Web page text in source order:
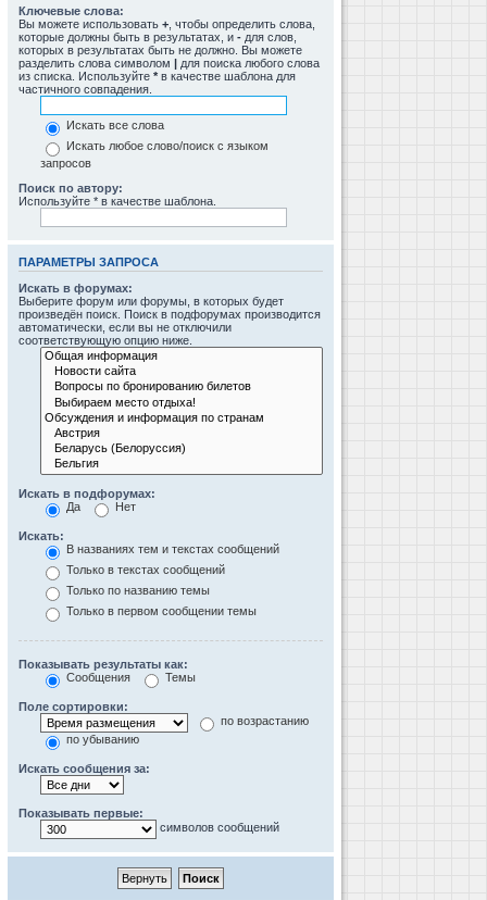
Ключевые слова:
Вы можете использовать + , чтобы определить слова,
которые должны быть в результатах, и - для слов,
которых в результатах быть не должно. Вы можете
разделить слова символом | для поиска любого слова
из списка. Используйте * в качестве шаблона для
частичного совпадения.
Искать все слова
Искать любое слово/поиск с языком
запросов
Поиск по автору:
Используйте * в качестве шаблона.
ПАРАМЕТРЫ ЗАПРОСА
Искать в форумах:
Выберите форум или форумы, в которых будет
произведён поиск. Поиск в подфорумах производится
автоматически, если вы не отключили
соответствующую опцию ниже.
Искать в подфорумах:
Да
Нет
Искать:
В названиях тем и текстах сообщений
Только в текстах сообщений
Только по названию темы
Только в первом сообщении темы
Показывать результаты как:
Сообщения
Темы
Поле сортировки:
по возрастанию
по убыванию
Искать сообщения за:
Показывать первые:
символов сообщений